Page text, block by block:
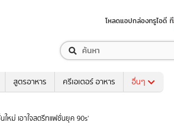
โหลดแอปกล่องทรูไอดี
สูตรอาหาร ครีเอเตอร์ อาหาร อื่นๆ
หม่ เอาใจสตรีทแฟชั่นยุค 90s'